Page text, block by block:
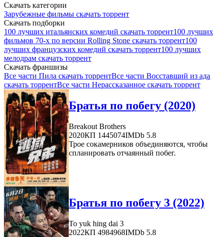
Скачать категории
Зарубежные фильмы скачать торрент
Скачать подборки
100 лучших итальянских комедий скачать торрент100 лучших
фильмов 70-х по версии Rolling Stone скачать торрент100
лучших французских комедий скачать торрент100 лучших
мелодрам скачать торрент
Скачать франшизы
Все части Пила скачать торрентВсе части Восставший из ада
скачать торрентВсе части Нерассказанное скачать торрент
Братья по побегу (2020)
Breakout Brothers
2020КП 1445074IMDb 5.8
Трое сокамерников объединяются, чтобы
спланировать отчаянный побег.
Братья по побегу 3 (2022)
To yuk hing dai 3
2022КП 4984968IMDb 5.8